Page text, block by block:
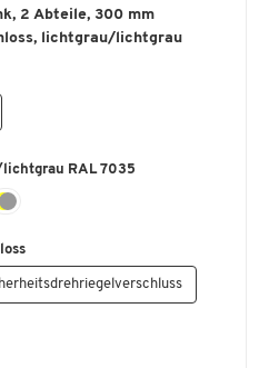
2 Abteile, 300 mm
lichtgrau/lichtgrau
RAL 7035